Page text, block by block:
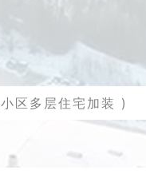
区多层住宅加装 )